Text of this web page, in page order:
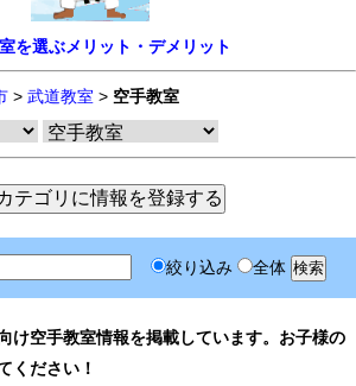
を選ぶメリット・デメリット
> 武道教室 > 空手教室
絞り込み 全体
け空手教室情報を掲載しています。お子様の
ください！